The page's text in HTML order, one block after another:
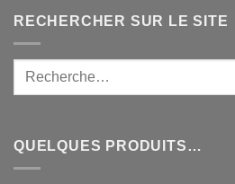
RECHERCHER SUR LE SITE
QUELQUES PRODUITS…